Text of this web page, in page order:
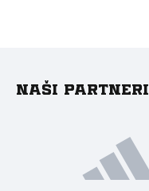
Naši partneri